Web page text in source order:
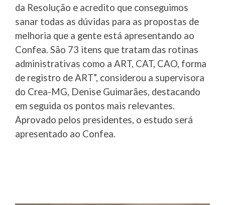
da Resolução e acredito que conseguimos
sanar todas as dúvidas para as propostas de
melhoria que a gente está apresentando ao
Confea. São 73 itens que tratam das rotinas
administrativas como a ART, CAT, CAO, forma
de registro de ART”, considerou a supervisora
do Crea-MG, Denise Guimarães, destacando
em seguida os pontos mais relevantes.
Aprovado pelos presidentes, o estudo será
apresentado ao Confea.